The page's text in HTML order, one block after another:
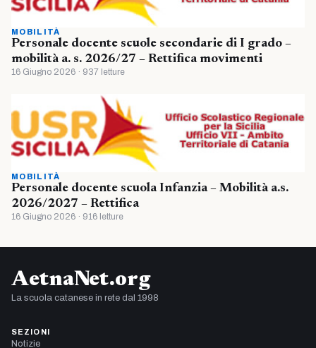
MOBILITÀ
Personale docente scuole secondarie di I grado –
mobilità a. s. 2026/27 – Rettifica movimenti
16 Giugno 2026 · 937 letture
MOBILITÀ
Personale docente scuola Infanzia – Mobilità a.s.
2026/2027 – Rettifica
16 Giugno 2026 · 916 letture
AetnaNet.org
La scuola catanese in rete dal 1998
SEZIONI
Notizie